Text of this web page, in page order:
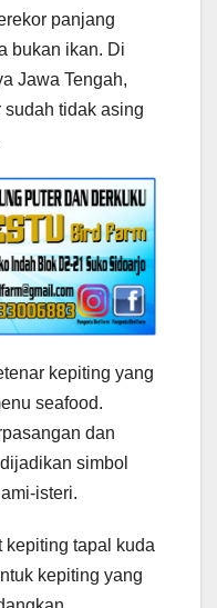
panjang
bukan ikan. Di
Jawa Tengah,
sudah tidak asing
kepiting yang
seafood.
dan
simbol
isteri.
kepiting tapal kuda
kepiting yang